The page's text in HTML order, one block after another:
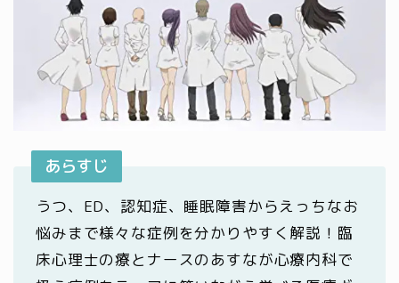
あらすじ
うつ、ED、認知症、睡眠障害からえっちなお
悩みまで様々な症例を分かりやすく解説！臨
床心理士の療とナースのあすなが心療内科で